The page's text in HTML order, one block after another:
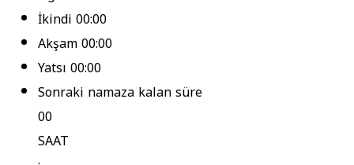
İkindi00:00
Akşam00:00
Yatsı00:00
Sonraki namaza kalan süre
00
SAAT